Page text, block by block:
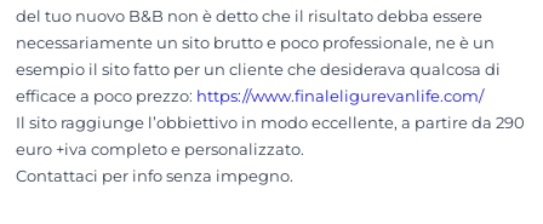
del tuo nuovo B&B non è detto che il risultato debba essere
necessariamente un sito brutto e poco professionale, ne è un
esempio il sito fatto per un cliente che desiderava qualcosa di
efficace a poco prezzo: https://www.finaleligurevanlife.com/
Il sito raggiunge l’obbiettivo in modo eccellente, a partire da 290
euro +iva completo e personalizzato.
Contattaci per info senza impegno.